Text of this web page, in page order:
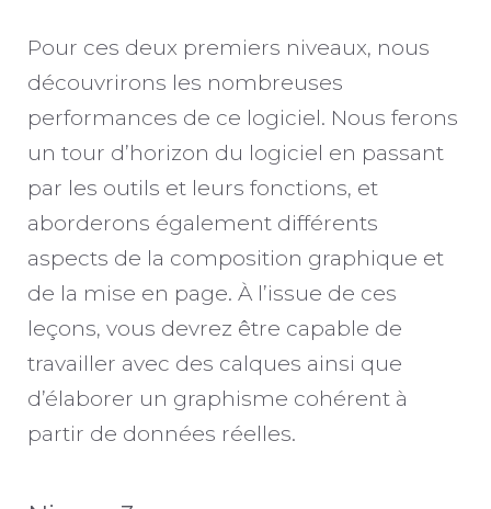
Pour ces deux premiers niveaux, nous
découvrirons les nombreuses
performances de ce logiciel. Nous ferons
un tour d’horizon du logiciel en passant
par les outils et leurs fonctions, et
aborderons également différents
aspects de la composition graphique et
de la mise en page. À l’issue de ces
leçons, vous devrez être capable de
travailler avec des calques ainsi que
d’élaborer un graphisme cohérent à
partir de données réelles.